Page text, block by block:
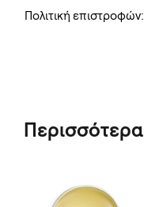
Πολιτική επιστροφών:
Περισσότερα